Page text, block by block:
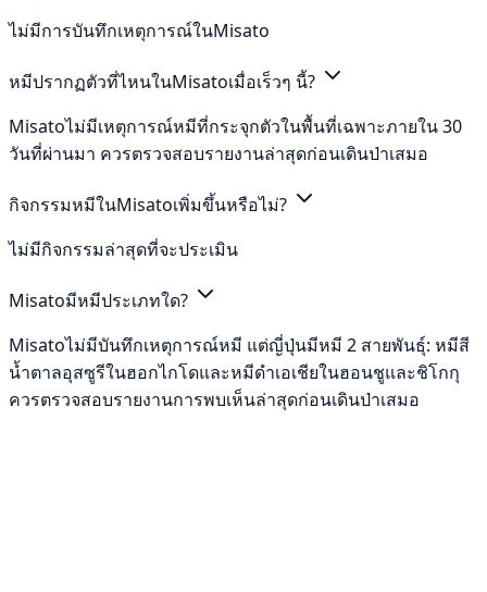
ไม่มีการบันทึกเหตุการณ์ในMisato
หมีปรากฏตัวที่ไหนในMisatoเมื่อเร็วๆ นี้?
Misatoไม่มีเหตุการณ์หมีที่กระจุกตัวในพื้นที่เฉพาะภายใน 30
วันที่ผ่านมา ควรตรวจสอบรายงานล่าสุดก่อนเดินป่าเสมอ
กิจกรรมหมีในMisatoเพิ่มขึ้นหรือไม่?
ไม่มีกิจกรรมล่าสุดที่จะประเมิน
Misatoมีหมีประเภทใด?
Misatoไม่มีบันทึกเหตุการณ์หมี แต่ญี่ปุ่นมีหมี 2 สายพันธุ์: หมีสี
น้ำตาลอุสซูรีในฮอกไกโดและหมีดำเอเชียในฮอนชูและชิโกกุ
ควรตรวจสอบรายงานการพบเห็นล่าสุดก่อนเดินป่าเสมอ